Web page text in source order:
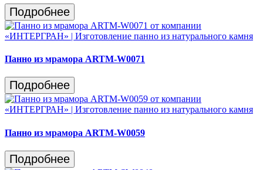
Подробнее
Панно из мрамора ARTM-W0071
Подробнее
Панно из мрамора ARTM-W0059
Подробнее